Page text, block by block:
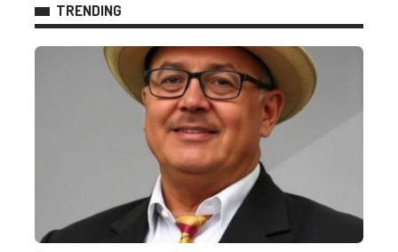
TRENDING